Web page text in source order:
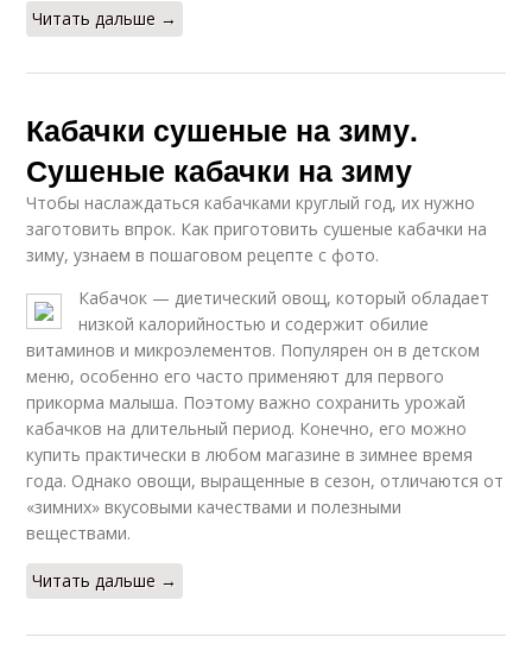
Читать дальше →
Кабачки сушеные на зиму.
Сушеные кабачки на зиму
Чтобы наслаждаться кабачками круглый год, их нужно
заготовить впрок. Как приготовить сушеные кабачки на
зиму, узнаем в пошаговом рецепте с фото.
Кабачок — диетический овощ, который обладает
низкой калорийностью и содержит обилие
витаминов и микроэлементов. Популярен он в детском
меню, особенно его часто применяют для первого
прикорма малыша. Поэтому важно сохранить урожай
кабачков на длительный период. Конечно, его можно
купить практически в любом магазине в зимнее время
года. Однако овощи, выращенные в сезон, отличаются от
«зимних» вкусовыми качествами и полезными
веществами.
Читать дальше →